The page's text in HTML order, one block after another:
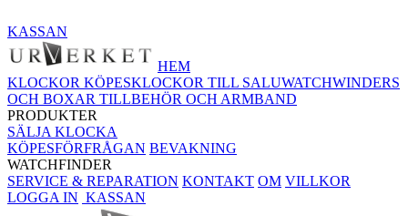
KASSAN
HEM
KLOCKOR KÖPESKLOCKOR TILL SALUWATCHWINDERS
OCH BOXAR TILLBEHÖR OCH ARMBAND
PRODUKTER
SÄLJA KLOCKA
KÖPESFÖRFRÅGAN BEVAKNING
WATCHFINDER
SERVICE & REPARATION KONTAKT OM VILLKOR
LOGGA IN KASSAN